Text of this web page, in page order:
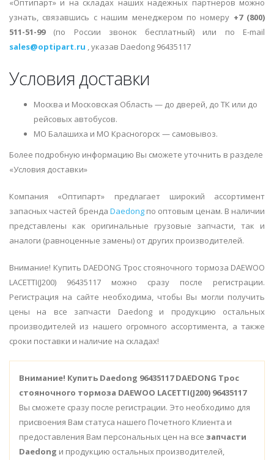
«Оптипарт» и на складах наших надежных партнеров можно
узнать, связавшись с нашим менеджером по номеру +7 (800)
511-51-99(по России звонок бесплатный) или по E-mail
sales@optipart.ru , указав Daedong 96435117
Условия доставки
Москва и Московская Область — до дверей, до ТК или до
рейсовых автобусов.
МО Балашиха и МО Красногорск — самовывоз.
Более подробную информацию Вы сможете уточнить в разделе
«Условия доставки»
Компания «Оптипарт» предлагает широкий ассортимент
запасных частей бренда Daedongпо оптовым ценам. В наличии
представлены как оригинальные грузовые запчасти, так и
аналоги (равноценные замены) от других производителей.
Внимание! Купить DAEDONG Трос стояночного тормоза DAEWOO
LACETTI(J200) 96435117 можно сразу после регистрации.
Регистрация на сайте необходима, чтобы Вы могли получить
цены на все запчасти Daedong и продукцию остальных
производителей из нашего огромного ассортимента, а также
сроки поставки и наличие на складах!
Внимание! Купить Daedong 96435117 DAEDONG Трос
стояночного тормоза DAEWOO LACETTI(J200) 96435117
Вы сможете сразу после регистрации. Это необходимо для
присвоения Вам статуса нашего Почетного Клиента и
предоставления Вам персональных цен на все запчасти
Daedong и продукцию остальных производителей,